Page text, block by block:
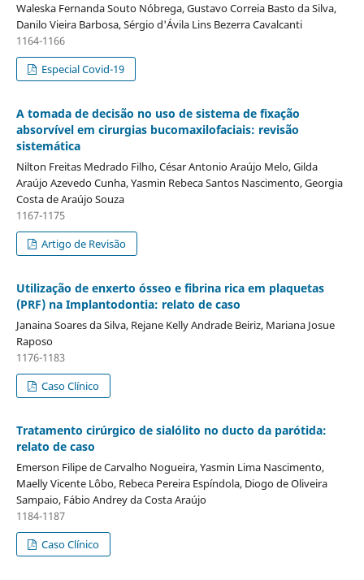
Waleska Fernanda Souto Nóbrega, Gustavo Correia Basto da Silva,
Danilo Vieira Barbosa, Sérgio d'Ávila Lins Bezerra Cavalcanti
1164-1166
Especial Covid-19
A tomada de decisão no uso de sistema de fixação
absorvível em cirurgias bucomaxilofaciais: revisão
sistemática
Nilton Freitas Medrado Filho, César Antonio Araújo Melo, Gilda
Araújo Azevedo Cunha, Yasmin Rebeca Santos Nascimento, Georgia
Costa de Araújo Souza
1167-1175
Artigo de Revisão
Utilização de enxerto ósseo e fibrina rica em plaquetas
(PRF) na Implantodontia: relato de caso
Janaina Soares da Silva, Rejane Kelly Andrade Beiriz, Mariana Josue
Raposo
1176-1183
Caso Clínico
Tratamento cirúrgico de sialólito no ducto da parótida:
relato de caso
Emerson Filipe de Carvalho Nogueira, Yasmin Lima Nascimento,
Maelly Vicente Lôbo, Rebeca Pereira Espíndola, Diogo de Oliveira
Sampaio, Fábio Andrey da Costa Araújo
1184-1187
Caso Clínico